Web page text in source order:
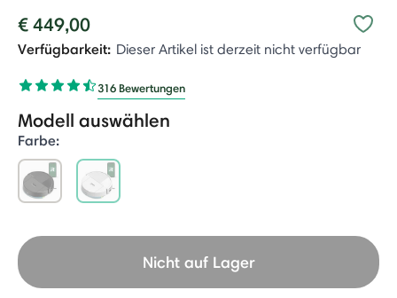
€ 449,00
Verfügbarkeit: Dieser Artikel ist derzeit nicht verfügbar
316 Bewertungen
Modell auswählen
Farbe:
Nicht auf Lager